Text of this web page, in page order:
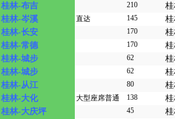
桂林-布吉 210
桂林-岑溪 直达 145
桂林-长安 170
桂林-常德 170
桂林-城步 62
桂林-城步 62
桂林-从江 80
桂林-大化 大型座席普通 138
桂林-大庆坪 45